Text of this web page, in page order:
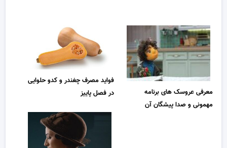
معرفی عروسک های برنامه
مهمونی و صدا پیشگان آن
فواید مصرف چغندر و کدو حلوایی
در فصل پاییز